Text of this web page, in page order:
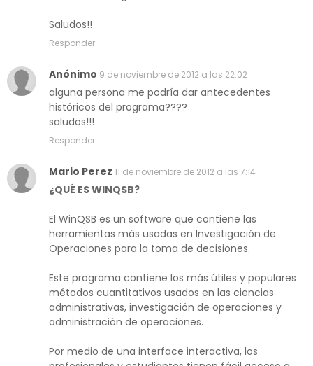
Saludos!!
Responder
Anónimo 9 de noviembre de 2012 a las 22:02
alguna persona me podría dar antecedentes
históricos del programa????
saludos!!!
Responder
Mario Perez 11 de noviembre de 2012 a las 7:14
¿QUÉ ES WINQSB?
El WinQSB es un software que contiene las
herramientas más usadas en Investigación de
Operaciones para la toma de decisiones.
Este programa contiene los más útiles y populares
métodos cuantitativos usados en las ciencias
administrativas, investigación de operaciones y
administración de operaciones.
Por medio de una interface interactiva, los